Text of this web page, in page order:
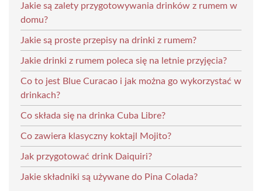
Jakie są zalety przygotowywania drinków z rumem w
domu?
Jakie są proste przepisy na drinki z rumem?
Jakie drinki z rumem poleca się na letnie przyjęcia?
Co to jest Blue Curacao i jak można go wykorzystać w
drinkach?
Co składa się na drinka Cuba Libre?
Co zawiera klasyczny koktajl Mojito?
Jak przygotować drink Daiquiri?
Jakie składniki są używane do Pina Colada?